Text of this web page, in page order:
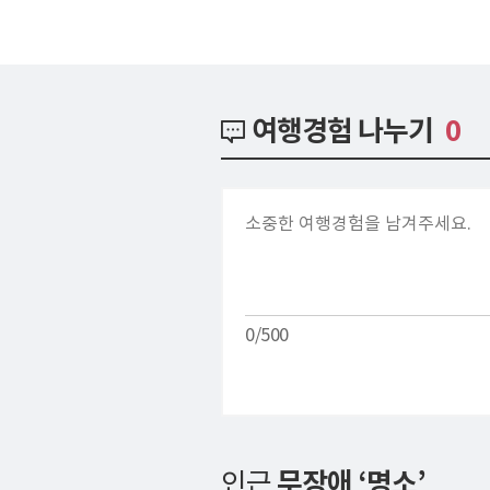
여행경험 나누기 0
0/500